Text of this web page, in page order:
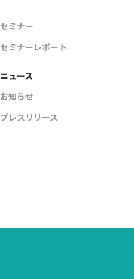
セミナー
セミナーレポート
ニュース
お知らせ
プレスリリース